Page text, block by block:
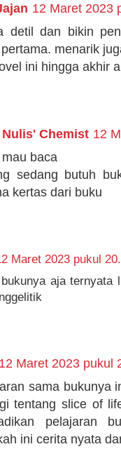
12 Maret 2023
detil dan bikin
menarik
ini hingga akhir
Chemist 12
baca
sedang butuh
kertas dari buku
Maret 2023 pukul
aja
12 Maret 2023 pukul
sama bukunya
tentang slice of
pelajaran
ini cerita nyata